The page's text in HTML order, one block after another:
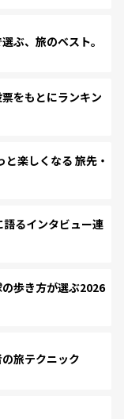
ぶ、旅のベスト。
をもとにランキン
楽しくなる 旅先・
るインタビュー連
歩き方が選ぶ2026
旅テクニック